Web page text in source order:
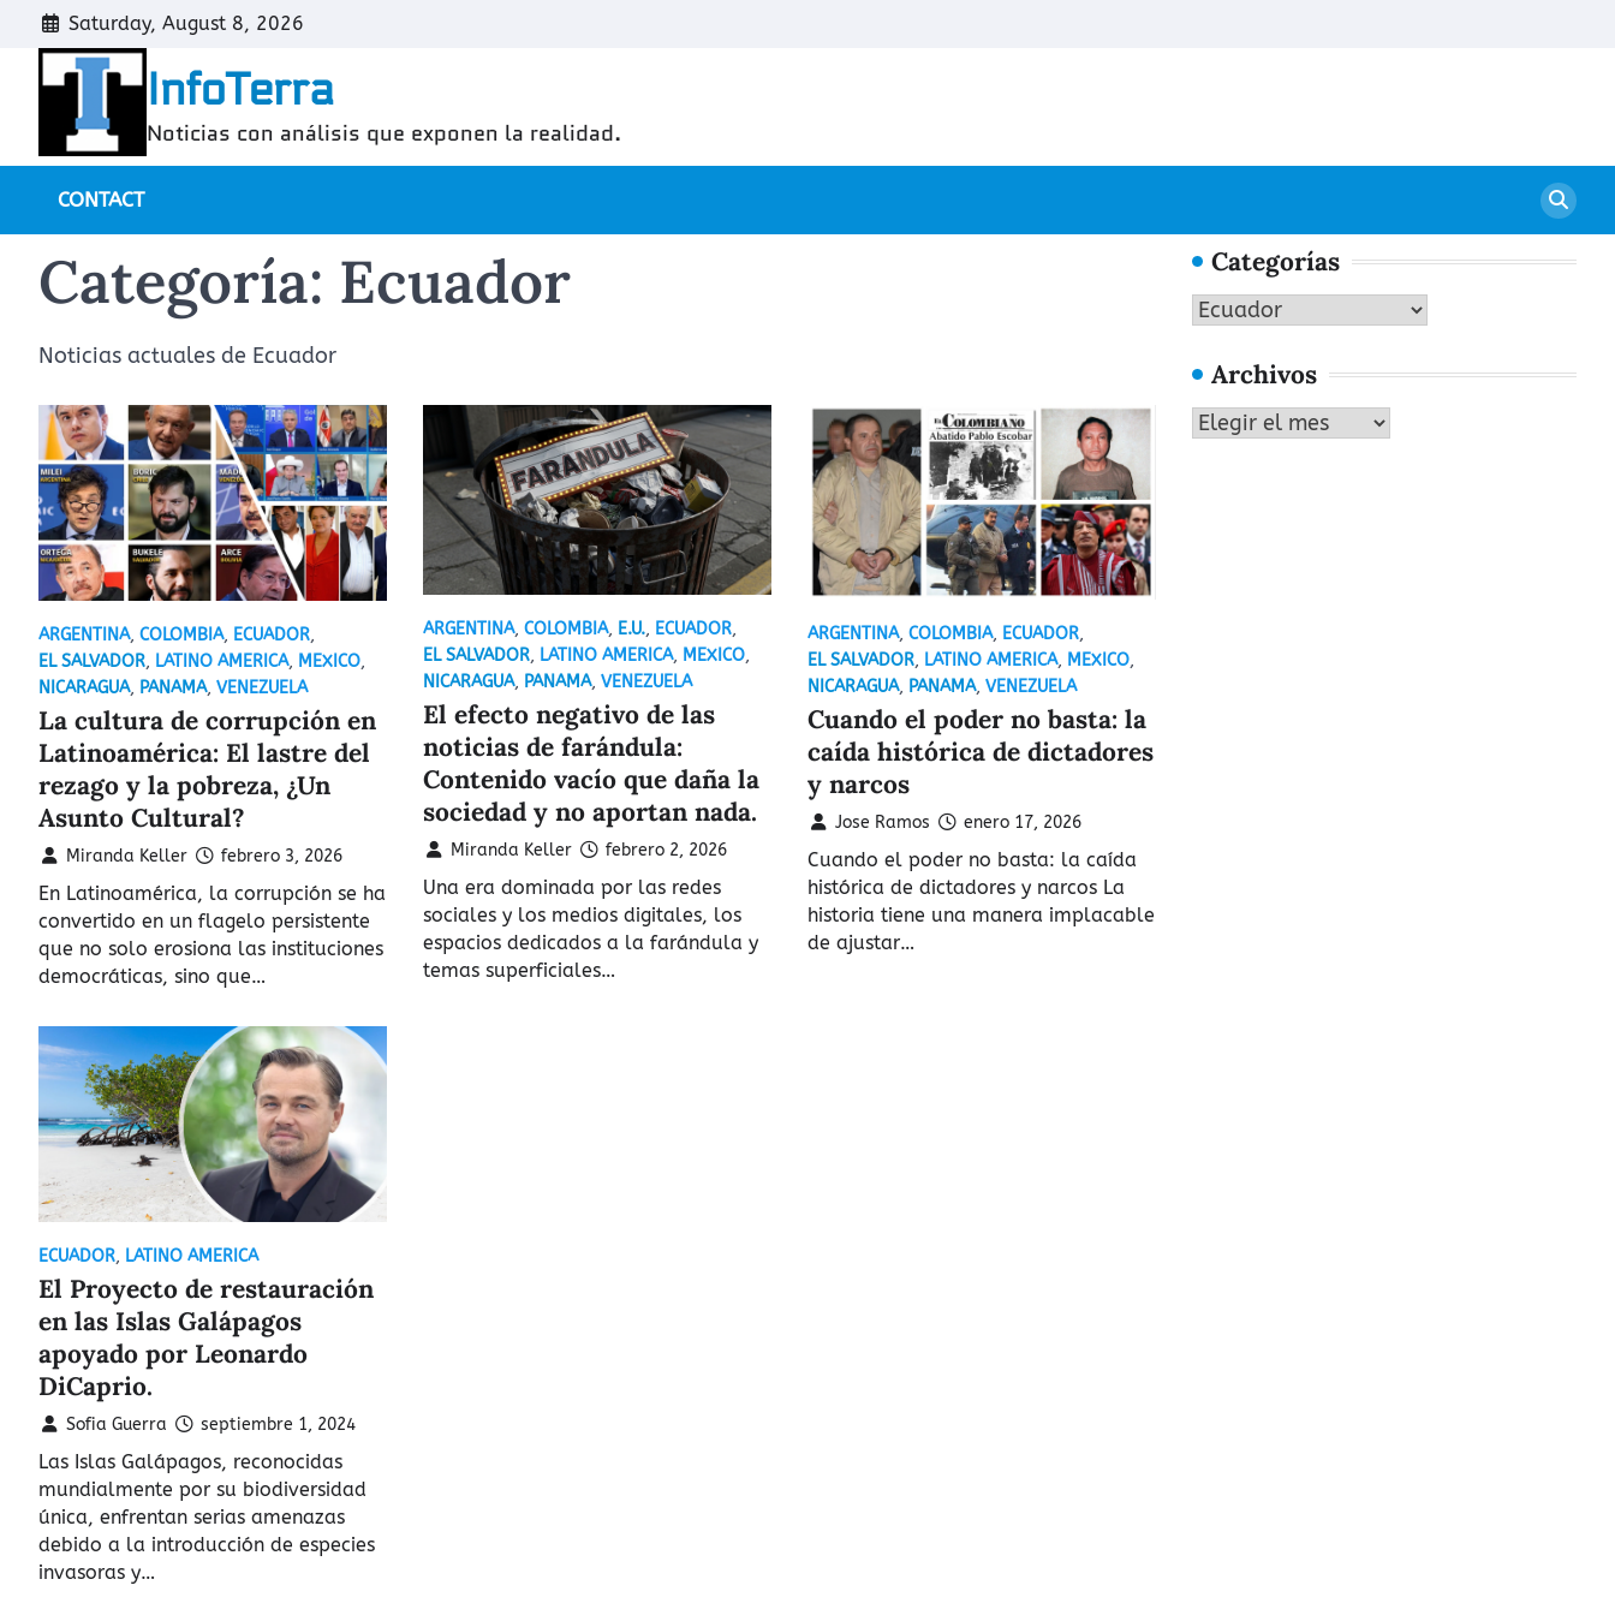
content
Saturday, August 8, 2026
InfoTerra
Noticias con análisis que exponen la realidad.
CONTACT
Categoría: Ecuador
Noticias actuales de Ecuador
ARGENTINA, COLOMBIA, ECUADOR,
EL SALVADOR, LATINO AMERICA, MEXICO,
NICARAGUA, PANAMA, VENEZUELA
La cultura de corrupción en
Latinoamérica: El lastre del
rezago y la pobreza, ¿Un
Asunto Cultural?
Miranda Keller febrero 3, 2026
En Latinoamérica, la corrupción se ha
convertido en un flagelo persistente
que no solo erosiona las instituciones
democráticas, sino que…
ARGENTINA, COLOMBIA, E.U., ECUADOR,
EL SALVADOR, LATINO AMERICA, MEXICO,
NICARAGUA, PANAMA, VENEZUELA
El efecto negativo de las
noticias de farándula:
Contenido vacío que daña la
sociedad y no aportan nada.
Miranda Keller febrero 2, 2026
Una era dominada por las redes
sociales y los medios digitales, los
espacios dedicados a la farándula y
temas superficiales…
ARGENTINA, COLOMBIA, ECUADOR,
EL SALVADOR, LATINO AMERICA, MEXICO,
NICARAGUA, PANAMA, VENEZUELA
Cuando el poder no basta: la
caída histórica de dictadores
y narcos
Jose Ramos enero 17, 2026
Cuando el poder no basta: la caída
histórica de dictadores y narcos La
historia tiene una manera implacable
de ajustar…
ECUADOR, LATINO AMERICA
El Proyecto de restauración
en las Islas Galápagos
apoyado por Leonardo
DiCaprio.
Sofia Guerra septiembre 1, 2024
Las Islas Galápagos, reconocidas
mundialmente por su biodiversidad
única, enfrentan serias amenazas
debido a la introducción de especies
invasoras y…
Categorías
Categorías
Archivos
Archivos